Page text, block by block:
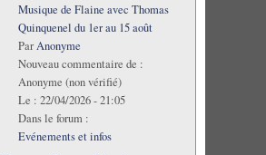
Musique de Flaine avec Thomas
Quinquenel du 1er au 15 août
ParAnonyme
Nouveau commentaire de :
Anonyme (non vérifié)
Le : 22/04/2026 - 21:05
Dans le forum :
Evénements et infos